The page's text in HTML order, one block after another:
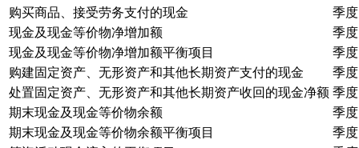
购买商品、接受劳务支付的现金
季度
现金及现金等价物净增加额
季度
现金及现金等价物净增加额平衡项目
季度
购建固定资产、无形资产和其他长期资产支付的现金
季度
处置固定资产、无形资产和其他长期资产收回的现金净额 季度
期末现金及现金等价物余额
季度
期末现金及现金等价物余额平衡项目
季度